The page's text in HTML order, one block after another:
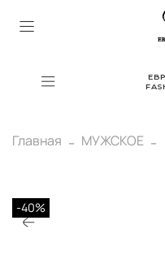
Главная МУЖСКОЕ
-40%